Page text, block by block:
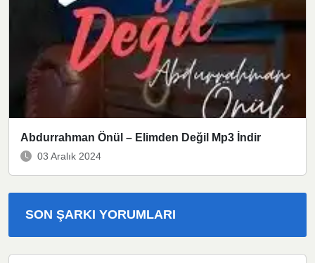
Abdurrahman Önül – Elimden Değil Mp3 İndir
03 Aralık 2024
SON ŞARKI YORUMLARI